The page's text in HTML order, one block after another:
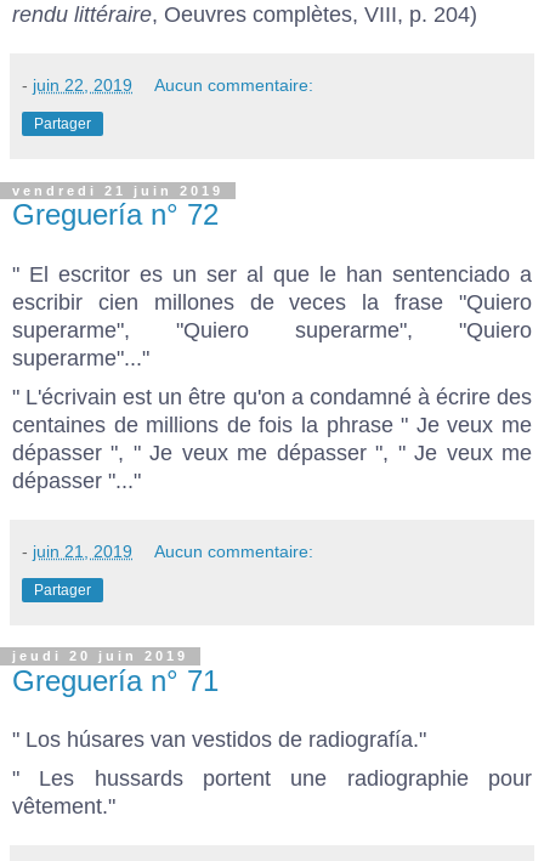
rendu littéraire, Oeuvres complètes, VIII, p. 204)
- juin 22, 2019 Aucun commentaire:
Partager
vendredi 21 juin 2019
Greguería n° 72
" El escritor es un ser al que le han sentenciado a
escribir cien millones de veces la frase "Quiero
superarme", "Quiero superarme", "Quiero
superarme"..."
" L'écrivain est un être qu'on a condamné à écrire des
centaines de millions de fois la phrase " Je veux me
dépasser ", " Je veux me dépasser ", " Je veux me
dépasser "..."
- juin 21, 2019 Aucun commentaire:
Partager
jeudi 20 juin 2019
Greguería n° 71
" Los húsares van vestidos de radiografía."
" Les hussards portent une radiographie pour
vêtement."